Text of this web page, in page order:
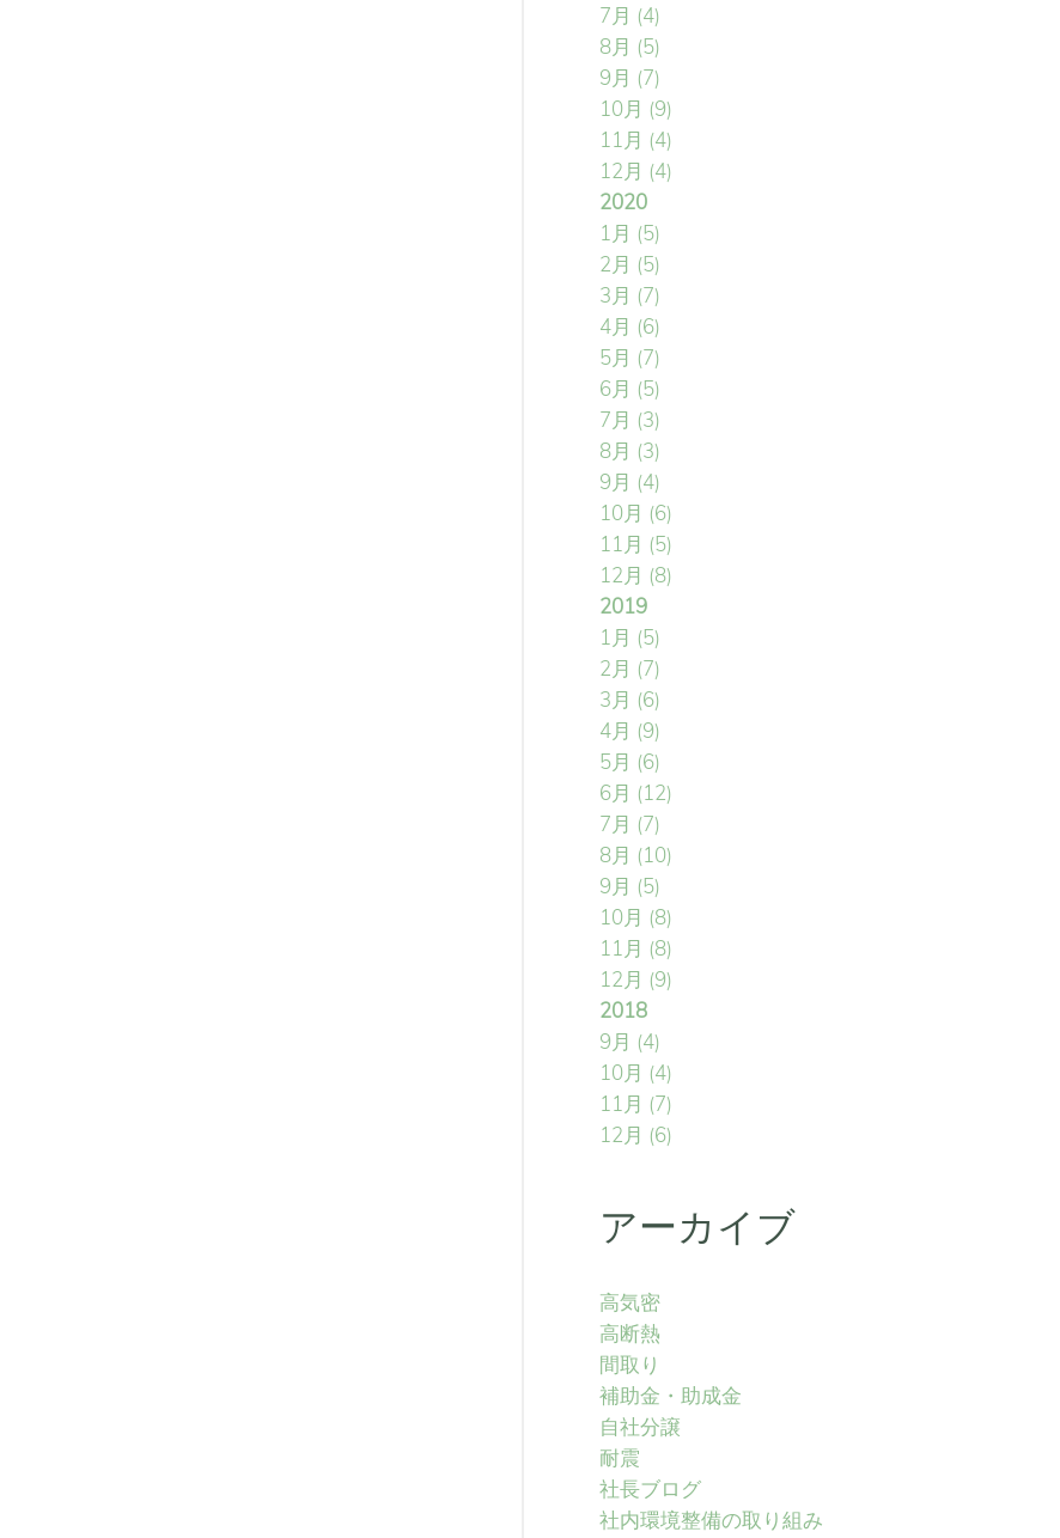
7月 (4)
8月 (5)
9月 (7)
10月 (9)
11月 (4)
12月 (4)
2020
1月 (5)
2月 (5)
3月 (7)
4月 (6)
5月 (7)
6月 (5)
7月 (3)
8月 (3)
9月 (4)
10月 (6)
11月 (5)
12月 (8)
2019
1月 (5)
2月 (7)
3月 (6)
4月 (9)
5月 (6)
6月 (12)
7月 (7)
8月 (10)
9月 (5)
10月 (8)
11月 (8)
12月 (9)
2018
9月 (4)
10月 (4)
11月 (7)
12月 (6)
アーカイブ
高気密
高断熱
間取り
補助金・助成金
自社分譲
耐震
社長ブログ
社内環境整備の取り組み